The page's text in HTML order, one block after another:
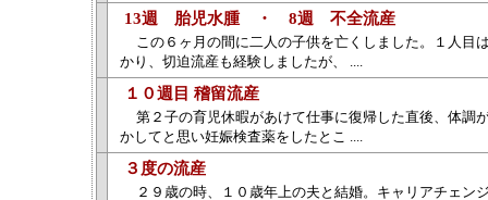
13週 胎児水腫 ・ 8週 不全流産
この６ヶ月の間に二人の子供を亡くしました。１人目
かり、切迫流産も経験しましたが、 ....
１０週目 稽留流産
第２子の育児休暇があけて仕事に復帰した直後、体調
かしてと思い妊娠検査薬をしたとこ ....
３度の流産
２９歳の時、１０歳年上の夫と結婚。キャリアチェン